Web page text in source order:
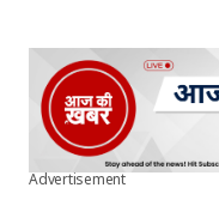
Advertisement